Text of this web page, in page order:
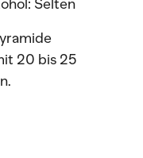
Selten
20 bis 25